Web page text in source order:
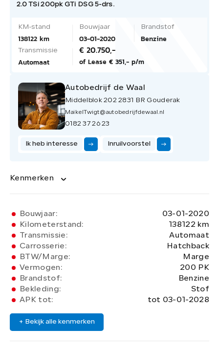
2.0 TSi 200pk GTi DSG 5-drs.
KM-stand
138122 km
Bouwjaar
03-01-2020
Brandstof
Benzine
Transmissie
Automaat
€ 20.750,-
of Lease € 351,- p/m
Autobedrijf de Waal
Middelblok 202 2831 BR Gouderak
MaikelTwigt@autobedrijfdewaal.nl
0182 37 26 23
Ik heb interesse Inruilvoorstel
Kenmerken
Bouwjaar:
03-01-2020
Kilometerstand:
138122 km
Transmissie:
Automaat
Carrosserie:
Hatchback
BTW/Marge:
Marge
Vermogen:
200 PK
Brandstof:
Benzine
Bekleding:
Stof
APK tot:
tot 03-01-2028
+ Bekijk alle kenmerken